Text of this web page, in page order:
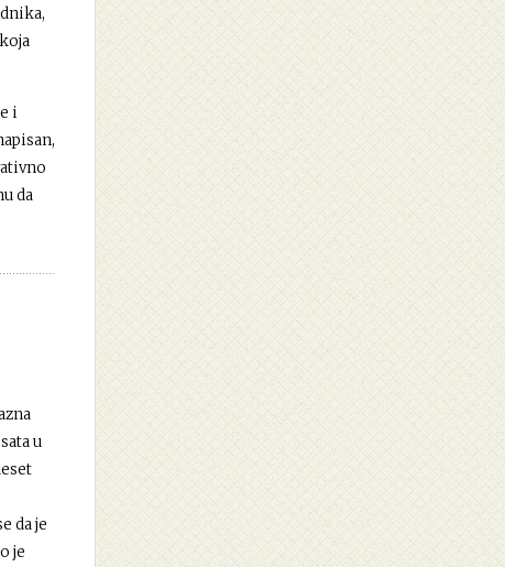
i
da
u
da je
je